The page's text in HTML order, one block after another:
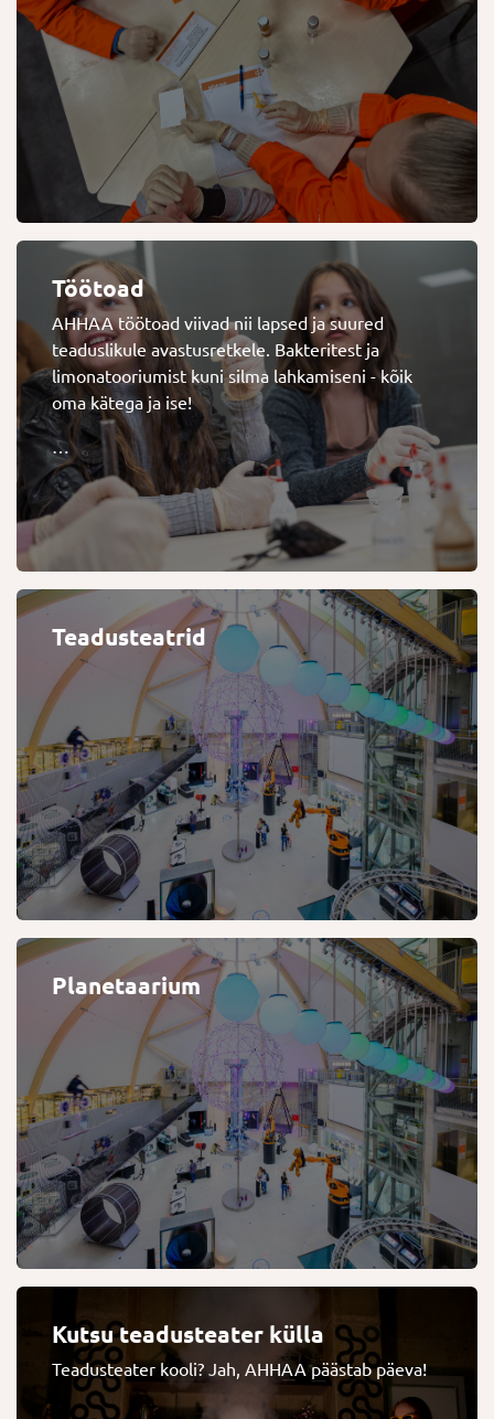
Töötoad
AHHAA töötoad viivad nii lapsed ja suured
teaduslikule avastusretkele. Bakteritest ja
limonatooriumist kuni silma lahkamiseni - kõik
oma kätega ja ise!
…
Teadusteatrid
Planetaarium
Kutsu teadusteater külla
Teadusteater kooli? Jah, AHHAA päästab päeva!